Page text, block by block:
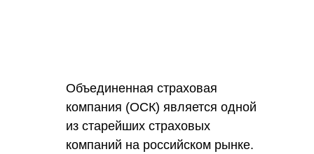
Объединенная страховая
компания (ОСК) является одной
из старейших страховых
компаний на российском рынке.